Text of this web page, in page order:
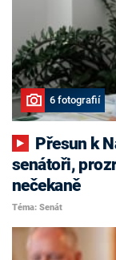
6 fotografií
senátoři,
nečekaně
Téma: Senát